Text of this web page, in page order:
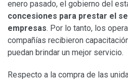
enero pasado, el gobierno del
concesiones para prestar el
empresas. Por lo tanto, los
compañías recibieron
puedan brindar un mejor servicio.
Respecto a la compra de las